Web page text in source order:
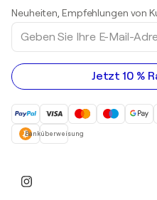
Acrylgemälde
Neuheiten, Empfehlungen von
Geben
Sie
Ihre
E-
Mail-
Adresse
Jetzt 10 %
Banküberweisung